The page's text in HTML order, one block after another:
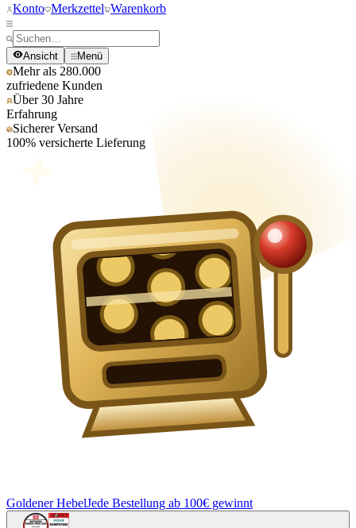
Konto Merkzettel Warenkorb
Ansicht Menü
Mehr als 280.000
zufriedene Kunden
Über 30 Jahre
Erfahrung
Sicherer Versand
100% versicherte Lieferung
Goldener HebelJede Bestellung ab 100€ gewinnt